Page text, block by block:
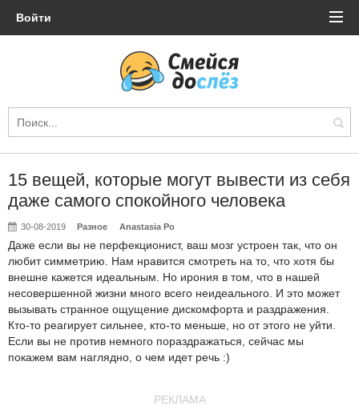
Войти
15 вещей, которые могут вывести из себя
даже самого спокойного человека
30-08-2019 Разное Anastasia Po
Даже если вы не перфекционист, ваш мозг устроен так, что он
любит симметрию. Нам нравится смотреть на то, что хотя бы
внешне кажется идеальным. Но ирония в том, что в нашей
несовершенной жизни много всего неидеального. И это может
вызывать странное ощущение дискомфорта и раздражения.
Кто-то реагирует сильнее, кто-то меньше, но от этого не уйти.
Если вы не против немного пораздражаться, сейчас мы
покажем вам наглядно, о чем идет речь :)
РЕКЛАМА